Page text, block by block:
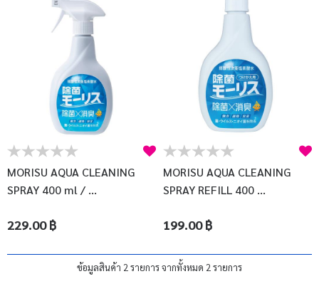
MORISU AQUA CLEANING
SPRAY 400 ml / ...
229.00 ฿
MORISU AQUA CLEANING
SPRAY REFILL 400 ...
199.00 ฿
ข้อมูลสินค้า 2 รายการ จากทั้งหมด 2 รายการ